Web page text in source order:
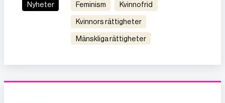
Nyheter feminism kvinnofrid
kvinnors rättigheter
mänskliga rättigheter